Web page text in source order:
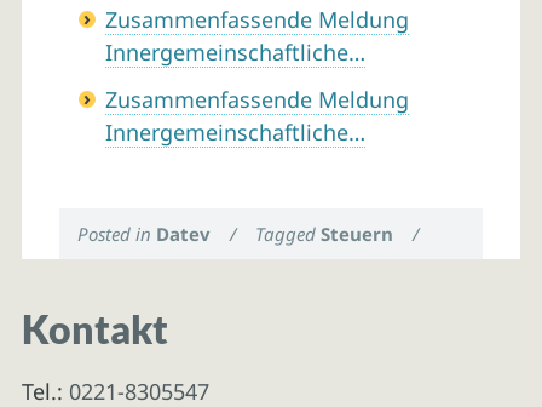
Zusammenfassende Meldung
Innergemeinschaftliche…
Zusammenfassende Meldung
Innergemeinschaftliche…
Posted in Datev / TaggedSteuern /
Kontakt
Tel.: 0221-8305547